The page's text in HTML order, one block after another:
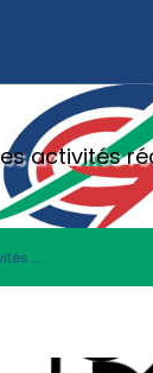
activités
Autres activités récréatives